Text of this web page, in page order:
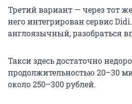
Третий вариант — через тот
него интегрирован сервис
англоязычный, разобраться
Такси здесь достаточно
продолжительностью 20–30
около 250–300 рублей.